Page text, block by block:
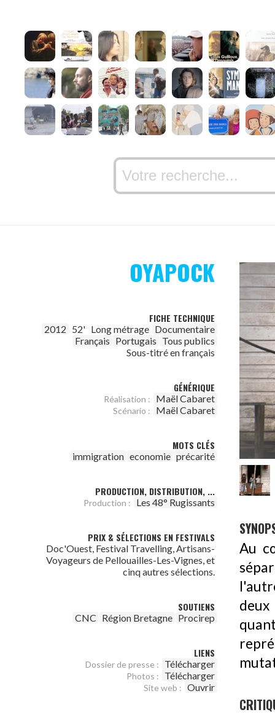
OYAPOCK
FICHE TECHNIQUE
2012 52' Long métrage Documentaire
Français Portugais Tous publics
Sous-titré en français
GÉNÉRIQUE
Réalisation : Maël Cabaret
Scénario : Maël Cabaret
MOTS CLÉS
immigration economie précarité
PRODUCTION, DISTRIBUTION, ...
Production : Les 48° Rugissants
PRIX & SÉLECTIONS EN FESTIVALS
Doc'Ouest, Festival Travelling, Artisans-
Voyageurs de Pellouailles-Les-Vignes, et
cinq autres sélections.
SOUTIENS
CNC Région Bretagne Procirep
LIENS
Dossier de presse : Télécharger
Photos : Télécharger
Site web : Ouvrir
Au
deux